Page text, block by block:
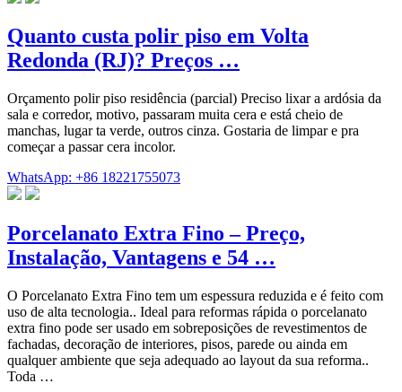
Quanto custa polir piso em Volta
Redonda (RJ)? Preços …
Orçamento polir piso residência (parcial) Preciso lixar a ardósia da
sala e corredor, motivo, passaram muita cera e está cheio de
manchas, lugar ta verde, outros cinza. Gostaria de limpar e pra
começar a passar cera incolor.
WhatsApp: +86 18221755073
Porcelanato Extra Fino – Preço,
Instalação, Vantagens e 54 …
O Porcelanato Extra Fino tem um espessura reduzida e é feito com
uso de alta tecnologia.. Ideal para reformas rápida o porcelanato
extra fino pode ser usado em sobreposições de revestimentos de
fachadas, decoração de interiores, pisos, parede ou ainda em
qualquer ambiente que seja adequado ao layout da sua reforma..
Toda …